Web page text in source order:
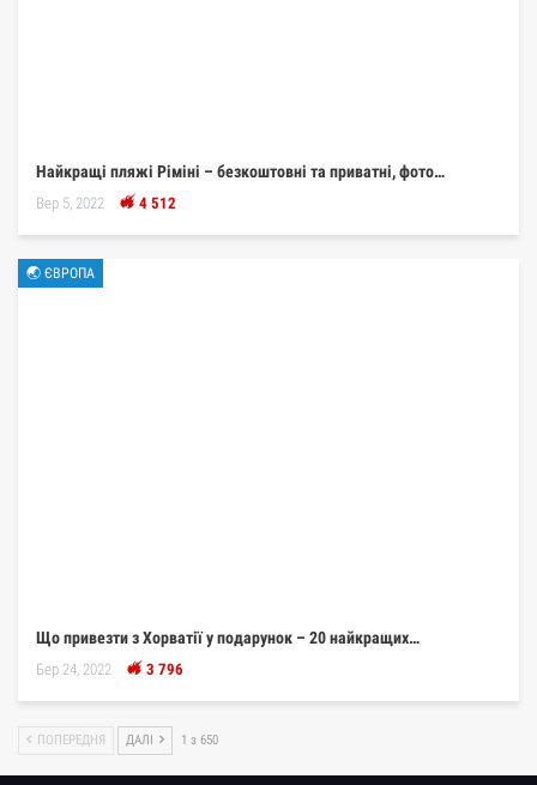
Найкращі пляжі Ріміні – безкоштовні та приватні, фото…
Вер 5, 2022 4 512
🌏 ЄВРОПА
Що привезти з Хорватії у подарунок – 20 найкращих…
Бер 24, 2022 3 796
ПОПЕРЕДНЯ ДАЛІ 1 з 650